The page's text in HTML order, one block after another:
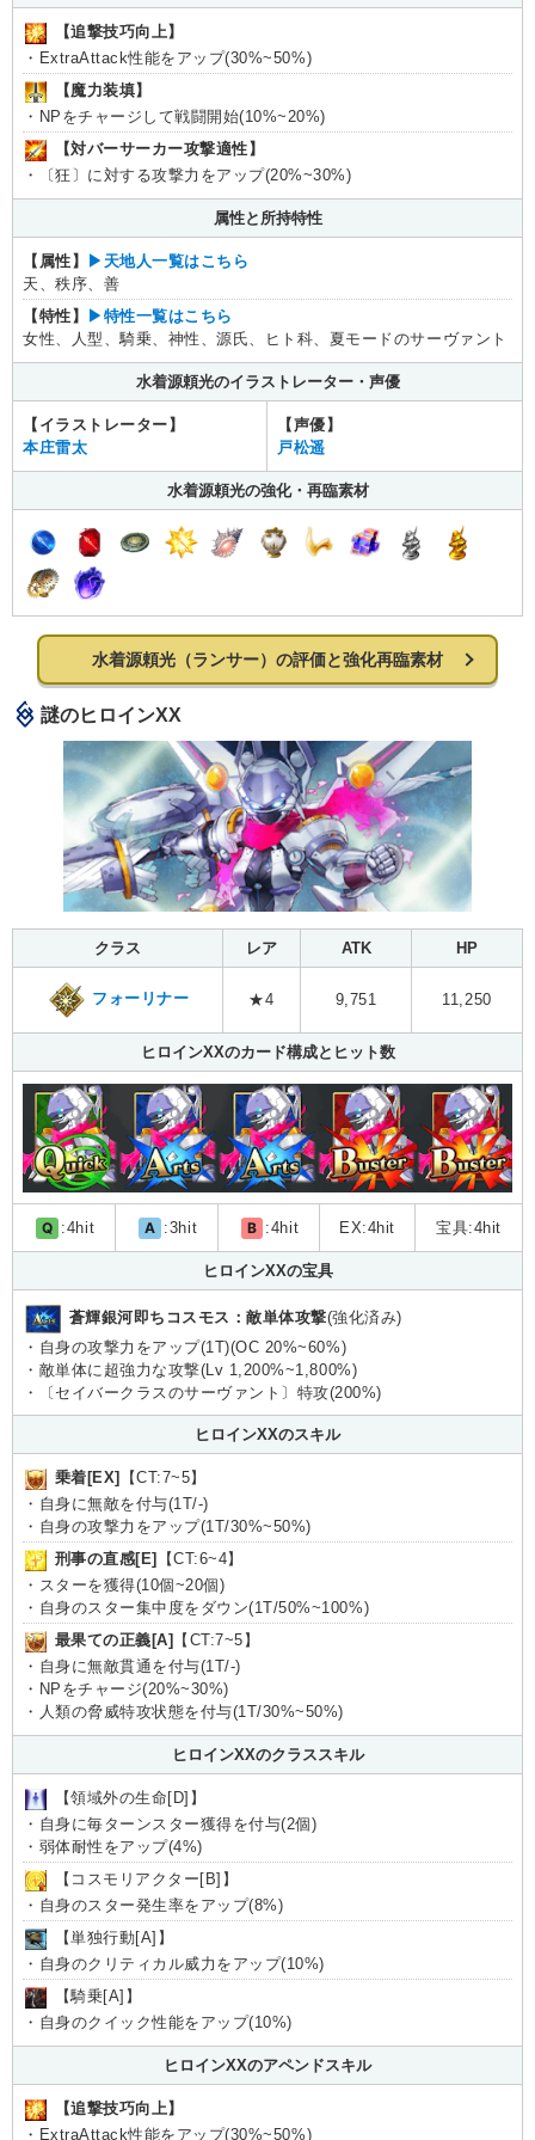
【追撃技巧向上】
・ExtraAttack性能をアップ(30%~50%)
【魔力装填】
・NPをチャージして戦闘開始(10%~20%)
【対バーサーカー攻撃適性】
・〔狂〕に対する攻撃力をアップ(20%~30%)
属性と所持特性
【属性】
▶︎天地人一覧はこちら
天、秩序、善
【特性】
▶︎特性一覧はこちら
女性、人型、騎乗、神性、源氏、ヒト科、夏モードのサーヴァント
水着源頼光のイラストレーター・声優
【イラストレーター】
本庄雷太
【声優】
戸松遥
水着源頼光の強化・再臨素材
水着源頼光（ランサー）の評価と強化再臨素材
謎のヒロインXX
クラス レア ATK HP
フォーリナー ★4 9,751 11,250
ヒロインXXのカード構成とヒット数
Q :4hit A :3hit B :4hit EX:4hit 宝具:4hit
ヒロインXXの宝具
蒼輝銀河即ちコスモス：敵単体攻撃(強化済み)
・自身の攻撃力をアップ(1T)(OC 20%~60%)
・敵単体に超強力な攻撃(Lv 1,200%~1,800%)
・〔セイバークラスのサーヴァント〕特攻(200%)
ヒロインXXのスキル
乗着[EX]
【CT:7~5】
・自身に無敵を付与(1T/-)
・自身の攻撃力をアップ(1T/30%~50%)
刑事の直感[E]
【CT:6~4】
・スターを獲得(10個~20個)
・自身のスター集中度をダウン(1T/50%~100%)
最果ての正義[A]
【CT:7~5】
・自身に無敵貫通を付与(1T/-)
・NPをチャージ(20%~30%)
・人類の脅威特攻状態を付与(1T/30%~50%)
ヒロインXXのクラススキル
【領域外の生命[D]】
・自身に毎ターンスター獲得を付与(2個)
・弱体耐性をアップ(4%)
【コスモリアクター[B]】
・自身のスター発生率をアップ(8%)
【単独行動[A]】
・自身のクリティカル威力をアップ(10%)
【騎乗[A]】
・自身のクイック性能をアップ(10%)
ヒロインXXのアペンドスキル
【追撃技巧向上】
・ExtraAttack性能をアップ(30%~50%)